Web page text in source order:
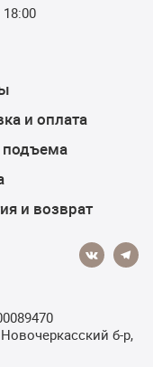
и оплата
подъема
и возврат
б-р,